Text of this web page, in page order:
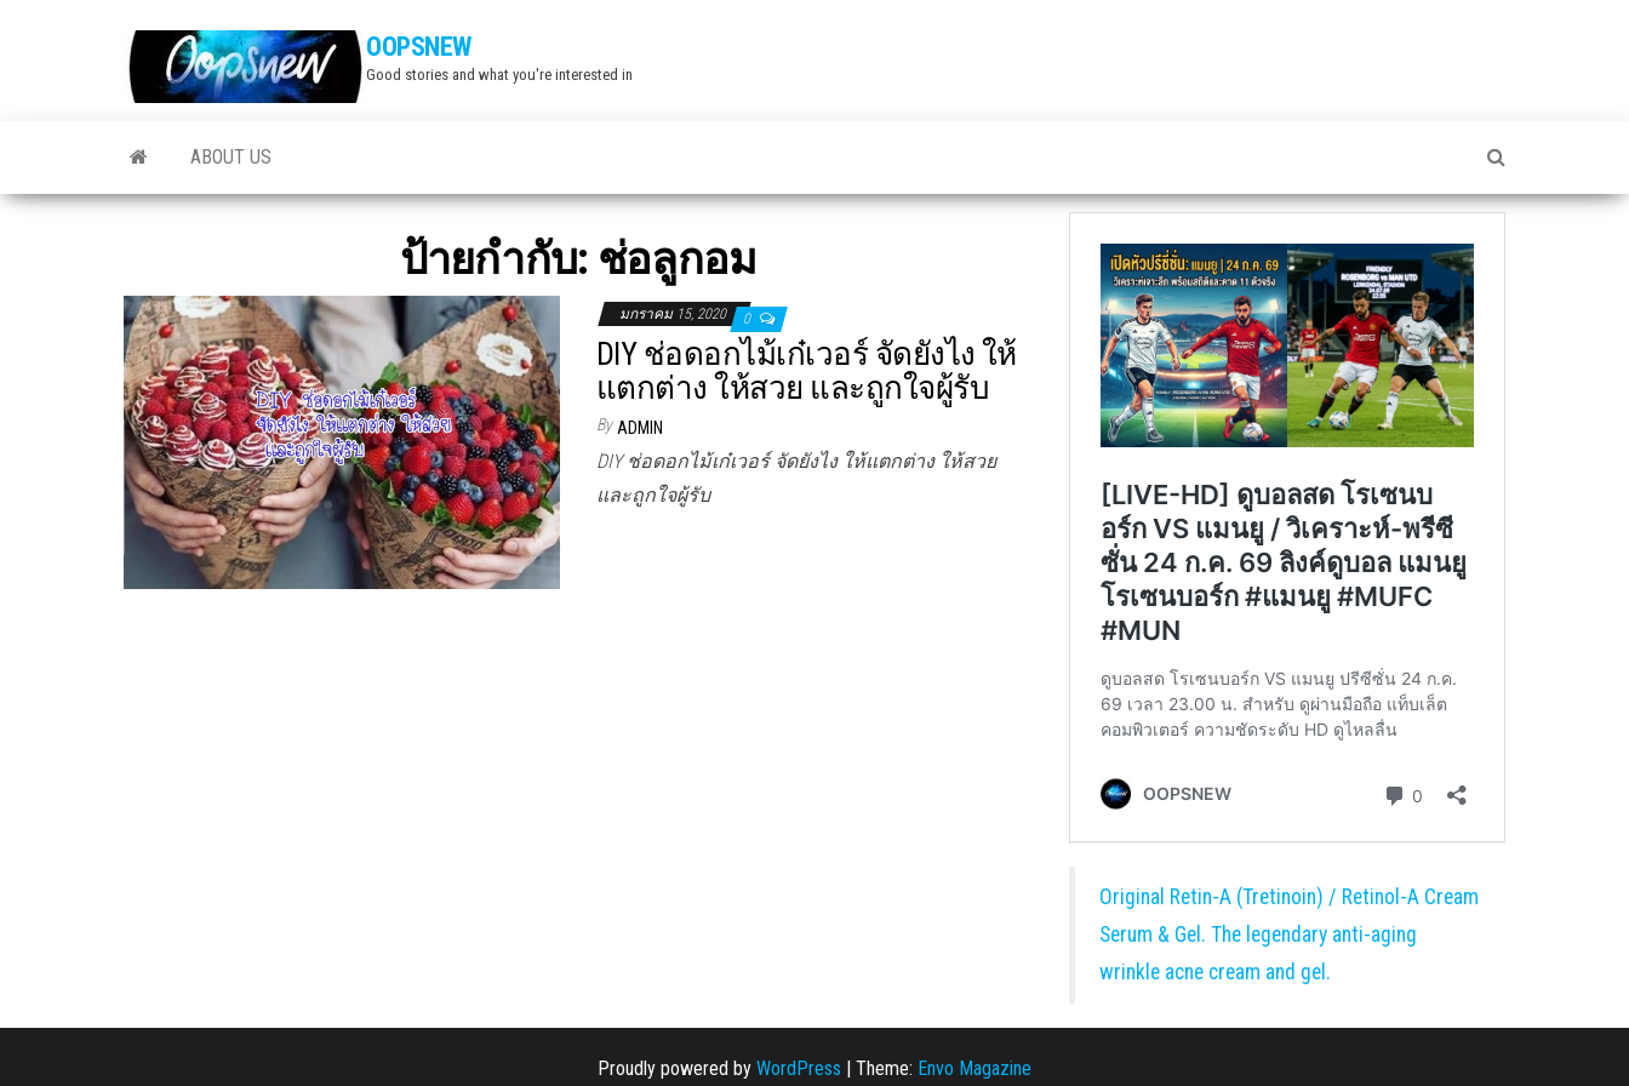
OOPSNEW
Good stories and what you're interested in
ABOUT US
ป้ายกำกับ: ช่อลูกอม
มกราคม 15, 2020 0
DIY ช่อดอกไม้เก๋เวอร์ จัดยังไง ให้
แตกต่าง ให้สวย และถูกใจผู้รับ
By ADMIN
DIY ช่อดอกไม้เก๋เวอร์ จัดยังไง ให้แตกต่าง ให้สวย
และถูกใจผู้รับ
Original Retin-A (Tretinoin) / Retinol-A Cream
Serum & Gel. The legendary anti-aging
wrinkle acne cream and gel.
Proudly powered by WordPress | Theme: Envo Magazine